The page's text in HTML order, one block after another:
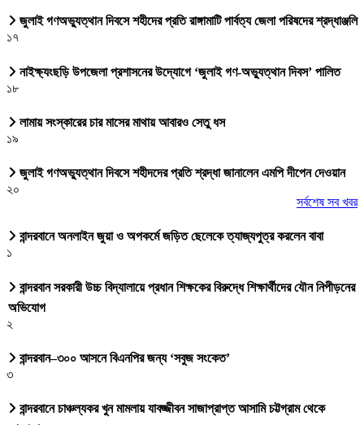
জুলাই গণঅভ্যুত্থান দিবসে শহীদের প্রতি রাঙ্গামাটি পার্বত্য জেলা পরিষদের শ্রদ্ধাঞ্জলি
১৭
নাইক্ষ্যংছড়ি উপজেলা প্রশাসনের উদ্যোগে ‘জুলাই গণ-অভ্যুত্থান দিবস’ পালিত
১৮
লামায় সংস্কারের চার মাসের মাথায় আবারও সেতু ধস
১৯
জুলাই গণঅভ্যুত্থান দিবসে শহীদদের প্রতি শ্রদ্ধা জানালেন এমপি দীপেন দেওয়ান
২০
সর্বশেষ সব খবর
বান্দরবানে অনলাইন জুয়া ও অপকর্মে জড়িত ছেলেকে ত্যাজ্যপুত্র করলেন বাবা
১
বান্দরবান সরকারী উচ্চ বিদ্যালায়ে প্রধান শিক্ষকের বিরুদ্ধে শিক্ষার্থীদের যৌন নিপীড়নের
অভিযোগ
২
বান্দরবান–৩০০ আসনে বিএনপির জন্য ‘সবুজ সংকেত’
৩
বান্দরবানে চাঞ্চল্যকর খুন মামলায় যাবজ্জীবন সাজাপ্রাপ্ত আসামি চট্টগ্রাম থেকে